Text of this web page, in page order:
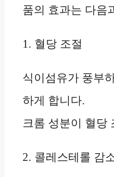
품의 효과는 다음
1. 혈당 조절
식이섬유가 풍부
하게 합니다.
크롬 성분이 혈당
2. 콜레스테롤 감